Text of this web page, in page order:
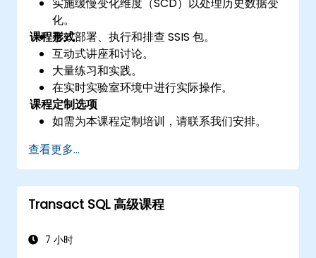
化。
有效部署、执行和排查 SSIS 包。
课程形式
互动式讲座和讨论。
大量练习和实践。
在实时实验室环境中进行实际操作。
课程定制选项
如需为本课程定制培训，请联系我们安排。
查看更多...
Transact SQL 高级课程
7 小时